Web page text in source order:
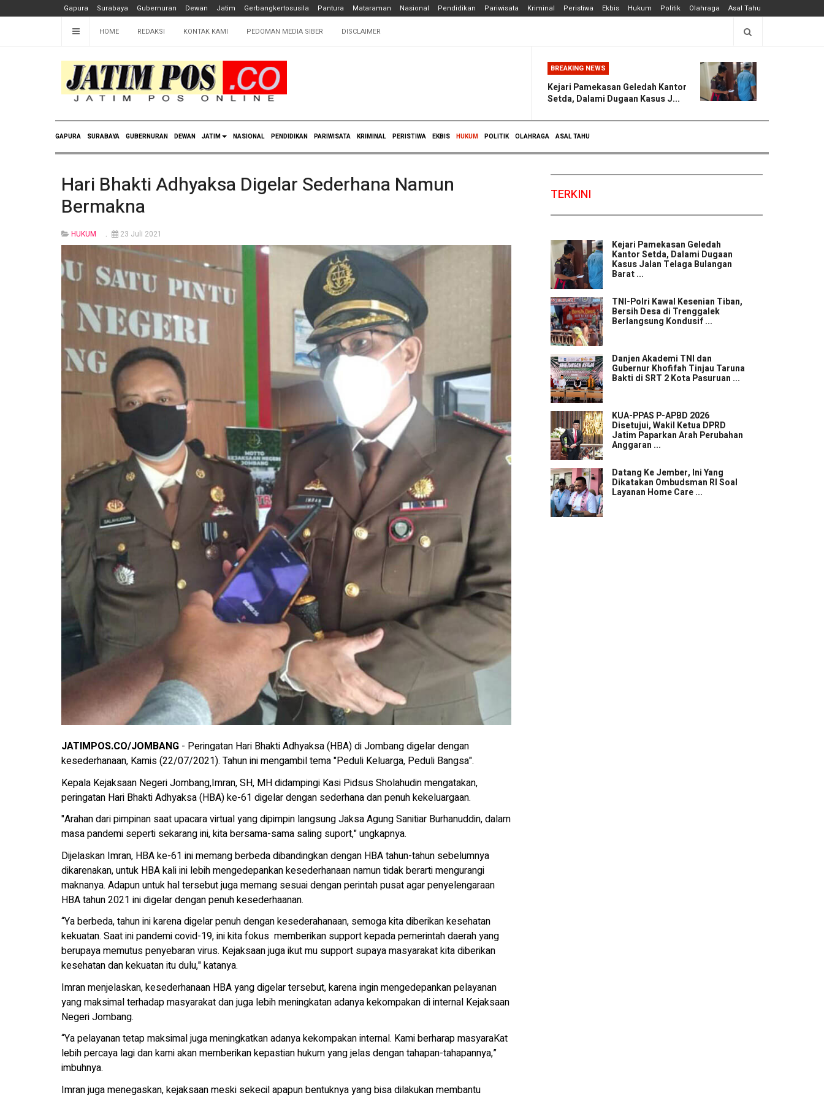
Gapura Surabaya Gubernuran Dewan Jatim Gerbangkertosusila Pantura Mataraman Nasional Pendidikan Pariwisata Kriminal Peristiwa Ekbis Hukum Politik Olahraga Asal Tahu
HOME REDAKSI KONTAK KAMI PEDOMAN MEDIA SIBER DISCLAIMER
BREAKING NEWS
Kejari Pamekasan Geledah Kantor
Setda, Dalami Dugaan Kasus J...
GAPURA SURABAYA GUBERNURAN DEWAN JATIM NASIONAL PENDIDIKAN PARIWISATA KRIMINAL PERISTIWA EKBIS HUKUM POLITIK OLAHRAGA ASAL TAHU
Hari Bhakti Adhyaksa Digelar Sederhana Namun
Bermakna
HUKUM 23 Juli 2021
JATIMPOS.CO/JOMBANG - Peringatan Hari Bhakti Adhyaksa (HBA) di Jombang digelar dengan
kesederhanaan, Kamis (22/07/2021). Tahun ini mengambil tema "Peduli Keluarga, Peduli Bangsa".
Kepala Kejaksaan Negeri Jombang,Imran, SH, MH didampingi Kasi Pidsus Sholahudin mengatakan,
peringatan Hari Bhakti Adhyaksa (HBA) ke-61 digelar dengan sederhana dan penuh kekeluargaan.
"Arahan dari pimpinan saat upacara virtual yang dipimpin langsung Jaksa Agung Sanitiar Burhanuddin, dalam
masa pandemi seperti sekarang ini, kita bersama-sama saling suport," ungkapnya.
Dijelaskan Imran, HBA ke-61 ini memang berbeda dibandingkan dengan HBA tahun-tahun sebelumnya
dikarenakan, untuk HBA kali ini lebih mengedepankan kesederhanaan namun tidak berarti mengurangi
maknanya. Adapun untuk hal tersebut juga memang sesuai dengan perintah pusat agar penyelengaraan
HBA tahun 2021 ini digelar dengan penuh kesederhaanan.
“Ya berbeda, tahun ini karena digelar penuh dengan kesederahanaan, semoga kita diberikan kesehatan
kekuatan. Saat ini pandemi covid-19, ini kita fokus memberikan support kepada pemerintah daerah yang
berupaya memutus penyebaran virus. Kejaksaan juga ikut mu support supaya masyarakat kita diberikan
kesehatan dan kekuatan itu dulu," katanya.
Imran menjelaskan, kesederhanaan HBA yang digelar tersebut, karena ingin mengedepankan pelayanan
yang maksimal terhadap masyarakat dan juga lebih meningkatan adanya kekompakan di internal Kejaksaan
Negeri Jombang.
“Ya pelayanan tetap maksimal juga meningkatkan adanya kekompakan internal. Kami berharap masyaraKat
lebih percaya lagi dan kami akan memberikan kepastian hukum yang jelas dengan tahapan-tahapannya,”
imbuhnya.
Imran juga menegaskan, kejaksaan meski sekecil apapun bentuknya yang bisa dilakukan membantu
TERKINI
Kejari Pamekasan Geledah
Kantor Setda, Dalami Dugaan
Kasus Jalan Telaga Bulangan
Barat ...
TNI-Polri Kawal Kesenian Tiban,
Bersih Desa di Trenggalek
Berlangsung Kondusif ...
Danjen Akademi TNI dan
Gubernur Khofifah Tinjau Taruna
Bakti di SRT 2 Kota Pasuruan ...
KUA-PPAS P-APBD 2026
Disetujui, Wakil Ketua DPRD
Jatim Paparkan Arah Perubahan
Anggaran ...
Datang Ke Jember, Ini Yang
Dikatakan Ombudsman RI Soal
Layanan Home Care ...